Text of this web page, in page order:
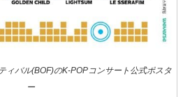
ィバル(BOF)のK-POPコンサート公式ポスタ
ー